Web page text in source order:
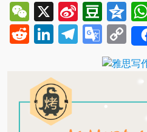
WeChat
X
Sina
Weibo
RedditLinkedIn